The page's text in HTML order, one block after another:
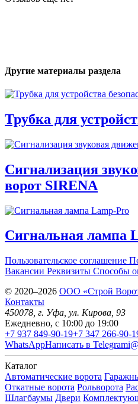
Другие материалы раздела
Трубка для
Сигнализация
ворот SIRENA
Сигнальная лампа
Пользовательское соглашение
Вакансии Реквизиты Способы
© 2020–2026 OOO «Строй
Контакты
450078 , г. Уфа ул. Кирова, 93
Ежедневно, с 10:00 до 19:00
+7 937 849-90-19+7 347 266-90-
WhatsAppНаписать в Telegram
Каталог
Автоматические ворота
Откатные ворота Рольворота
Шлагбаумы Двери